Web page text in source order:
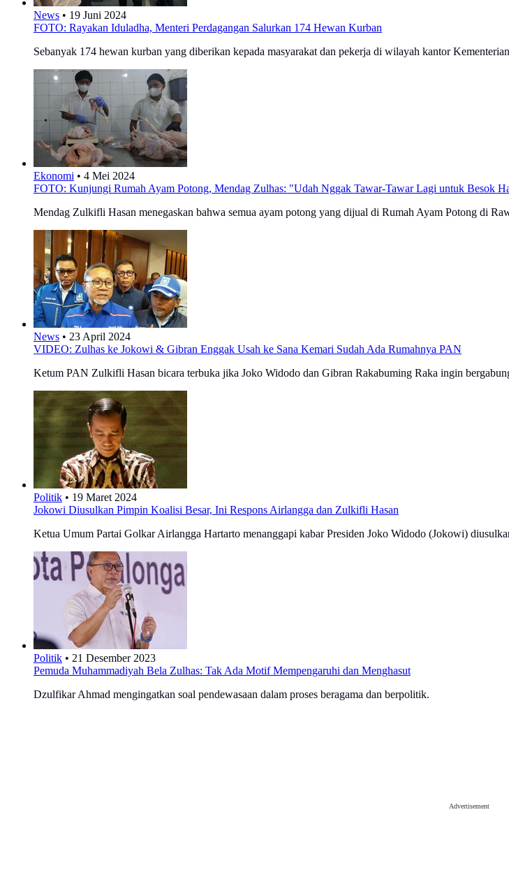
News • 19 Juni 2024
FOTO: Rayakan Iduladha, Menteri Perdagangan Salurkan 174 Hewan Kurban
Sebanyak 174 hewan kurban yang diberikan kepada masyarakat dan pekerja di wilayah kantor
Ekonomi • 4 Mei 2024
FOTO: Kunjungi Rumah Ayam Potong, Mendag Zulhas: "Udah Nggak Tawar-Tawar Lagi untuk Besok
Mendag Zulkifli Hasan menegaskan bahwa semua ayam potong yang dijual di Rumah Ayam Potong di
News • 23 April 2024
VIDEO: Zulhas ke Jokowi & Gibran Enggak Usah ke Sana Kemari Sudah Ada Rumahnya PAN
Ketum PAN Zulkifli Hasan bicara terbuka jika Joko Widodo dan Gibran Rakabuming Raka ingin
Politik • 19 Maret 2024
Jokowi Diusulkan Pimpin Koalisi Besar, Ini Respons Airlangga dan Zulkifli Hasan
Ketua Umum Partai Golkar Airlangga Hartarto menanggapi kabar Presiden Joko Widodo (Jokowi)
Politik • 21 Desember 2023
Pemuda Muhammadiyah Bela Zulhas: Tak Ada Motif Mempengaruhi dan Menghasut
Dzulfikar Ahmad mengingatkan soal pendewasaan dalam proses beragama dan berpolitik.
Advertisement